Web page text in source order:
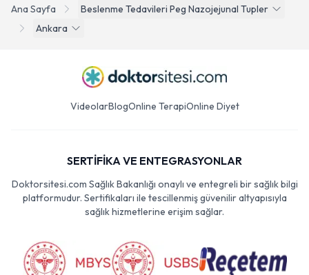
Ana Sayfa
Beslenme Tedavileri Peg Nazojejunal Tupler
Ankara
VideolarBlogOnline TerapiOnline Diyet
SERTİFİKA VE ENTEGRASYONLAR
Doktorsitesi.com Sağlık Bakanlığı onaylı ve entegreli bir sağlık bilgi
platformudur. Sertifikaları ile tescillenmiş güvenilir altyapısıyla
sağlık hizmetlerine erişim sağlar.